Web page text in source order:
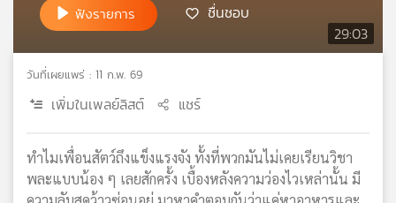
ข่าย
วิทยุ
ไทย
เอส
29:03
ฟังรายการ ชื่นชอบ
วันที่เผยแพร่ : 11 ก.พ. 69
เพิ่มในเพลย์ลิสต์ แชร์
ทำไมเพื่อนสัตว์ถึงแข็งแรงจัง ทั้งที่พวกมันไม่เคยเรียนวิชา
พละแบบน้อง ๆ เลยสักครั้ง เบื้องหลังความว่องไวเหล่านั้น มี